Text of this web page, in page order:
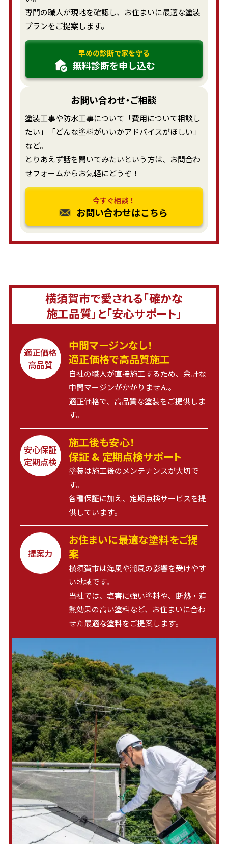
専門の職人が現地を確認し、お住まいに最適な塗装
プランをご提案します。
早めの診断で家を守る
無料診断を申し込む
お問い合わせ・ご相談
塗装工事や防水工事について「費用について相談し
たい」「どんな塗料がいいかアドバイスがほしい」
など。
とりあえず話を聞いてみたいという方は、お問合わ
せフォームからお気軽にどうぞ！
今すぐ相談！
お問い合わせはこちら
横須賀市で愛される「確かな
施工品質」と「安心サポート」
適正価格
高品質
中間マージンなし！
適正価格で高品質施工
自社の職人が直接施工するため、余計な
中間マージンがかかりません。
適正価格で、高品質な塗装をご提供しま
す。
安心保証
定期点検
施工後も安心！
保証 & 定期点検サポート
塗装は施工後のメンテナンスが大切で
す。
各種保証に加え、定期点検サービスを提
供しています。
提案力
お住まいに最適な塗料をご提
案
横須賀市は海風や潮風の影響を受けやす
い地域です。
当社では、塩害に強い塗料や、断熱・遮
熱効果の高い塗料など、お住まいに合わ
せた最適な塗料をご提案します。